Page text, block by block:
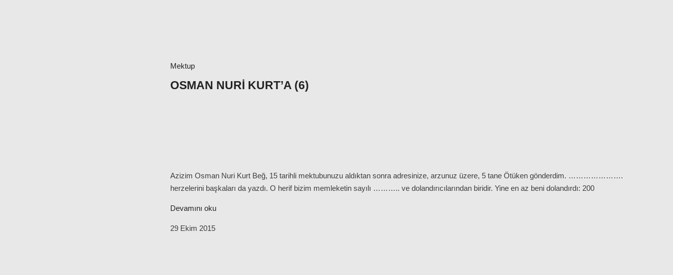
Mektup
OSMAN NURI KURT’A (6)
Azizim Osman Nuri Kurt Beğ, 15 tarihli mektubunuzu aldıktan sonra adresinize, arzunuz üzere, 5 tane Ötüken gönderdim. ………………….
herzelerini başkaları da yazdı. O herif bizim memleketin sayılı ……….. ve dolandırıcılarından biridir. Yine en az beni dolandırdı: 200
Devamını oku
29 Ekim 2015